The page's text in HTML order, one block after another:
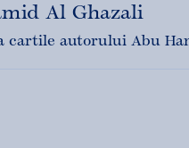
Al Ghazali
cartile autorului Abu